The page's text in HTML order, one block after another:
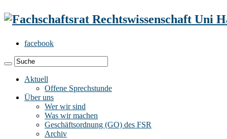
facebook
Aktuell
Offene Sprechstunde
Über uns
Wer wir sind
Was wir machen
Geschäftsordnung (GO) des FSR
Archiv